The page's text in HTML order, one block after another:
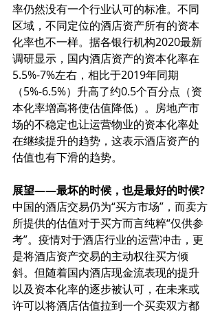
率仍然没有一个行业认可的标准。不同
区域，不同定位的酒店资产所有的资本
化率也不一样。据各银行机构2020最新
调研显示，国内酒店资产的资本化率在
5.5%-7%左右，相比于2019年同期
（5%-6.5%）升高了约0.5个百分点（资
本化率增高将使估值降低）。房地产市
场的不稳定也让运营物业的资本化率处
在继续提升的趋势，这表示酒店资产的
估值也有下滑的趋势。
展望——最坏的时候，也是最好的时候?
中国的酒店交易仍为“买方市场”，而卖方
所提供的估值对于买方而言纯粹“仅供参
考”。疫情对于酒店行业的运营冲击，更
是将酒店资产交易的主动权往买方倾
斜。但随着国内酒店现金流表现的提升
以及资本化率的逐步被认可，在未来或
许可以将酒店估值拉到一个买卖双方都